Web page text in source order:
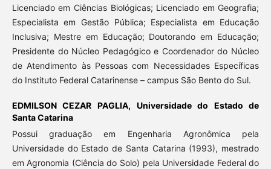
Licenciado em Ciências Biológicas; Licenciado em Geografia;
Especialista em Gestão Pública; Especialista em Educação
Inclusiva; Mestre em Educação; Doutorando em Educação;
Presidente do Núcleo Pedagógico e Coordenador do Núcleo
de Atendimento às Pessoas com Necessidades Específicas
do Instituto Federal Catarinense – campus São Bento do Sul.
EDMILSON CEZAR PAGLIA, Universidade do Estado de
Santa Catarina
Possui graduação em Engenharia Agronômica pela
Universidade do Estado de Santa Catarina (1993), mestrado
em Agronomia (Ciência do Solo) pela Universidade Federal do